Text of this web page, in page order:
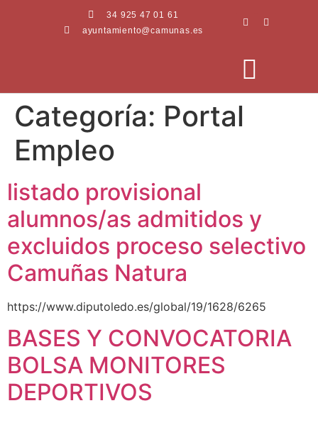
34 925 47 01 61
ayuntamiento@camunas.es
Categoría: Portal
Empleo
listado provisional
alumnos/as admitidos y
excluidos proceso selectivo
Camuñas Natura
https://www.diputoledo.es/global/19/1628/6265
BASES Y CONVOCATORIA
BOLSA MONITORES
DEPORTIVOS